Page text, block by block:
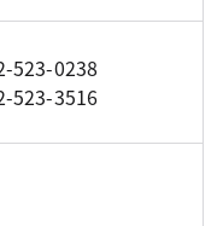
0238
3516